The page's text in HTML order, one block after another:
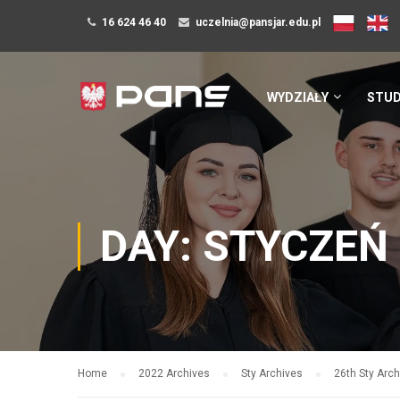
16 624 46 40 uczelnia@pansjar.edu.pl
WYDZIAŁY
DAY:
Home 2022 Archives Sty Archives 26th Sty